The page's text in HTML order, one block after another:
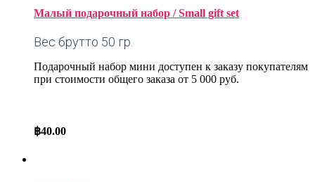
Малый подарочный набор / Small gift set
Вес брутто 50 гр.
Подарочный набор мини доступен к заказу покупателям
при стоимости общего заказа от 5 000 руб.
฿40.00